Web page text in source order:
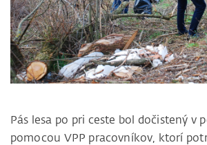
Pás lesa po pri ceste bol dočistený v
pomocou VPP pracovníkov, ktorí